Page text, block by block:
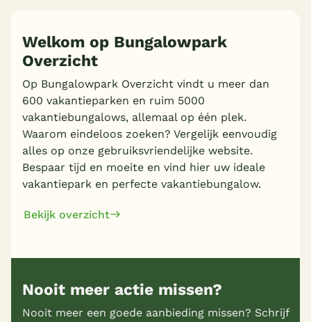
Welkom op Bungalowpark
Overzicht
Op Bungalowpark Overzicht vindt u meer dan
600 vakantieparken en ruim 5000
vakantiebungalows, allemaal op één plek.
Waarom eindeloos zoeken? Vergelijk eenvoudig
alles op onze gebruiksvriendelijke website.
Bespaar tijd en moeite en vind hier uw ideale
vakantiepark en perfecte vakantiebungalow.
Bekijk overzicht
Nooit meer actie missen?
Nooit meer een goede aanbieding missen? Schrijf